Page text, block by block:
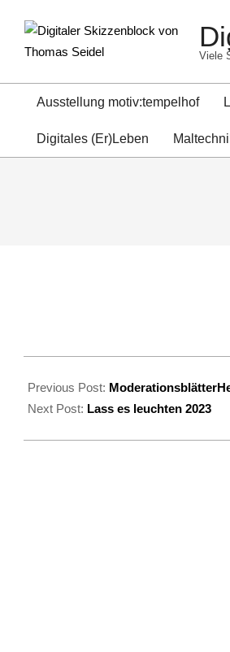
content
Viele
Ausstellung motiv:tempelhof
Digitales (Er)Leben
11-
26
Previous Post:
Next Post: Lass es leuchten 2023